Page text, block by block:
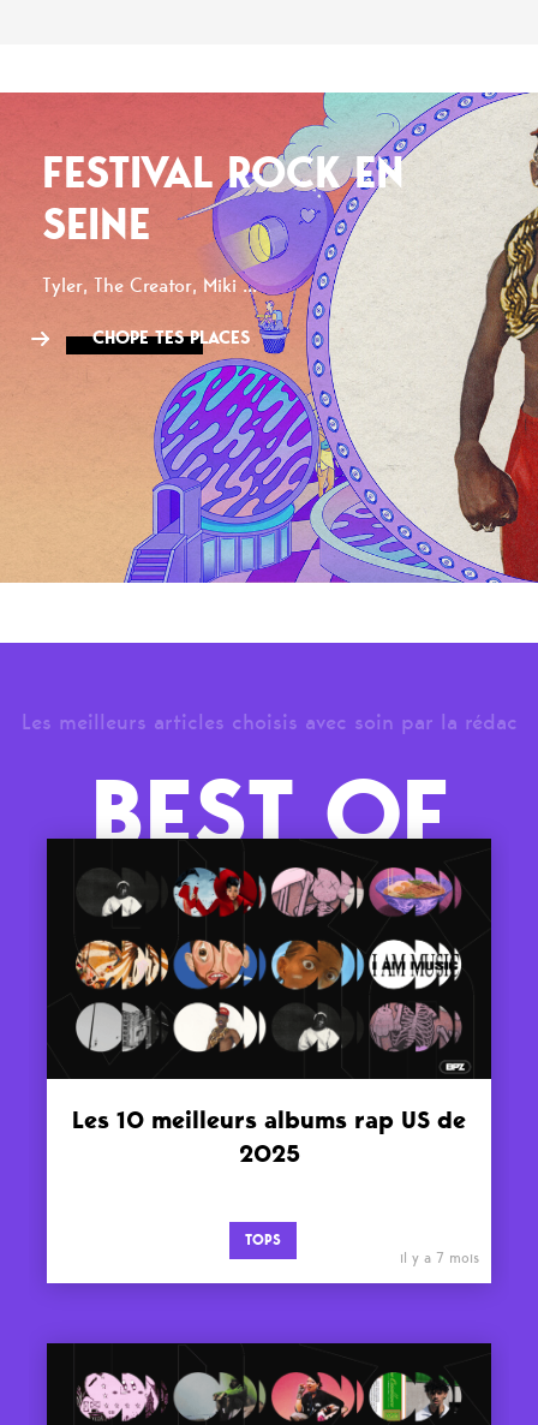
FESTIVAL ROCK EN
SEINE
Tyler, The Creator, Miki ...
CHOPE TES PLACES
Les meilleurs articles choisis avec soin par la rédac
BEST OF
Les 10 meilleurs albums rap US de
2025
TOPS
il y a 7 mois